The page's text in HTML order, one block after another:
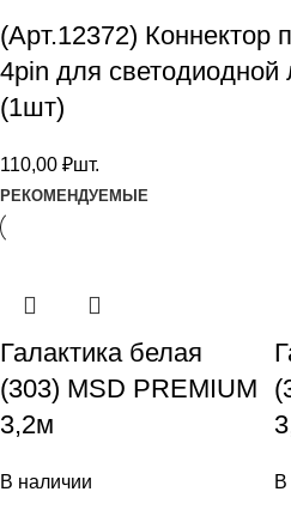
(Арт.12372)
4pin для
(1шт)
110,00 ₽шт.
РЕКОМЕНДУЕМЫЕ
Галактика белая
(303) MSD PREMIUM
3,2м
В наличии В